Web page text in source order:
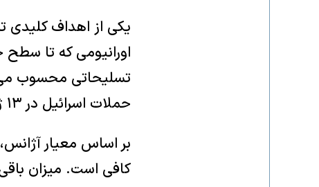
تسلیحاتی محسوب
حملات اسرائیل در ۱۳ ژوئن سال گذشته این میزان اورانیوم داشته است.
کافی است. میزان